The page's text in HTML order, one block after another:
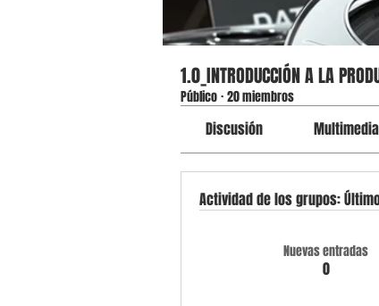
1.0_INTRODUCCIÓN A LA
Público·20 miembros
Discusión Multimedia
Actividad de los grupos:
Nuevas entradas
0